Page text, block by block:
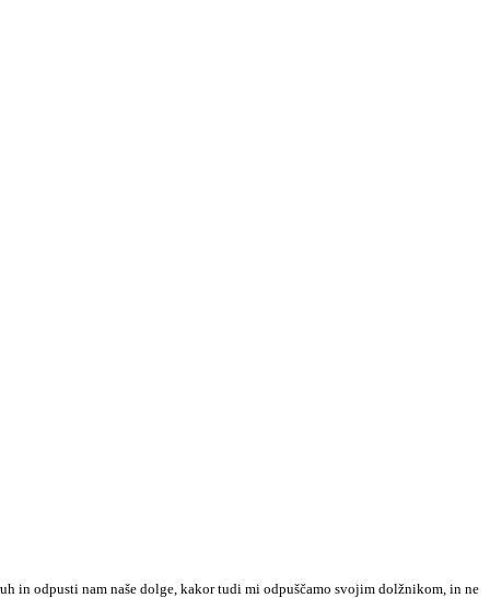
in odpusti nam naše dolge, kakor tudi mi odpuščamo svojim dolžnikom, in ne